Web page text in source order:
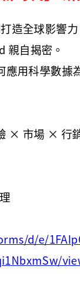
造全球影響力
自揭密。
用科學數
× 市場 × 行
d/e/